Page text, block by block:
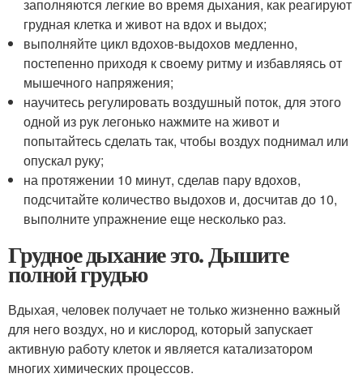
заполняются легкие во время дыхания, как реагируют
грудная клетка и живот на вдох и выдох;
выполняйте цикл вдохов-выдохов медленно,
постепенно приходя к своему ритму и избавляясь от
мышечного напряжения;
научитесь регулировать воздушный поток, для этого
одной из рук легонько нажмите на живот и
попытайтесь сделать так, чтобы воздух поднимал или
опускал руку;
на протяжении 10 минут, сделав пару вдохов,
подсчитайте количество выдохов и, досчитав до 10,
выполните упражнение еще несколько раз.
Грудное дыхание это. Дышите
полной грудью
Вдыхая, человек получает не только жизненно важный
для него воздух, но и кислород, который запускает
активную работу клеток и является катализатором
многих химических процессов.